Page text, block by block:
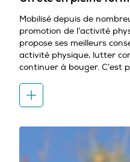
Mobilisé depuis de
promotion de l’activité
propose ses meilleurs
activité physique, lutter
continuer à bouger. C’est